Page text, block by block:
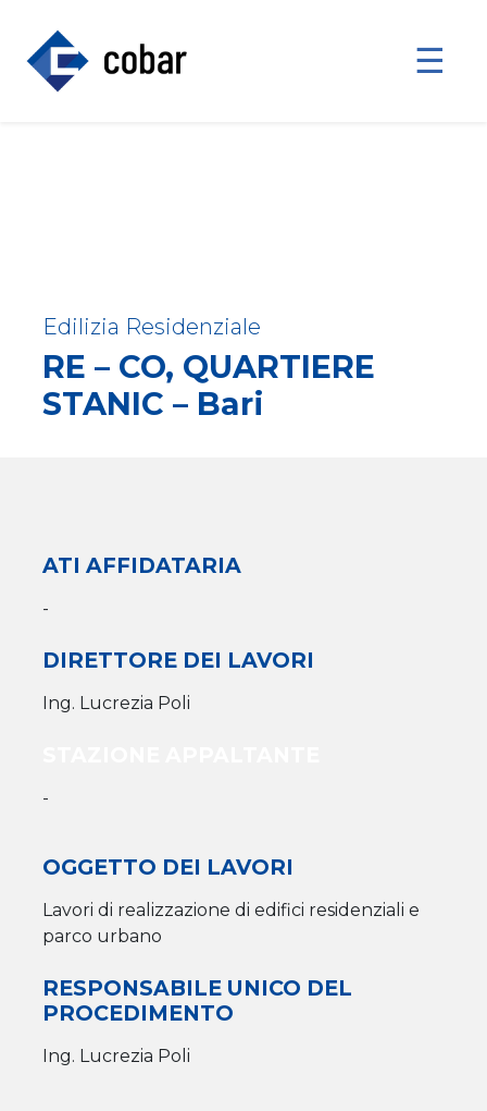
☰
Edilizia Residenziale
RE – CO, QUARTIERE
STANIC – Bari
ATI AFFIDATARIA
-
DIRETTORE DEI LAVORI
Ing. Lucrezia Poli
-
OGGETTO DEI LAVORI
Lavori di realizzazione di edifici residenziali e
parco urbano
RESPONSABILE UNICO DEL
PROCEDIMENTO
Ing. Lucrezia Poli